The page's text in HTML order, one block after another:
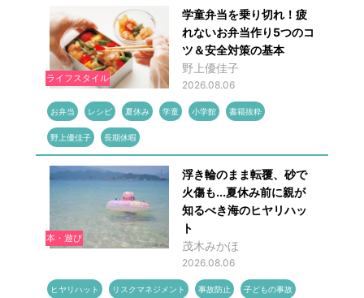
ライフスタイル
学童弁当を乗り切れ！疲
れないお弁当作り5つのコ
ツ＆安全対策の基本
野上優佳子
2026.08.06
お弁当 レシピ 夏休み 学童 小学館 書籍抜粋
野上優佳子 長期休暇
本・遊び
浮き輪のまま転覆、砂で
火傷も...夏休み前に親が
知るべき海のヒヤリハッ
ト
茂木みかほ
2026.08.06
ヒヤリハット リスクマネジメント 事故防止 子どもの事故